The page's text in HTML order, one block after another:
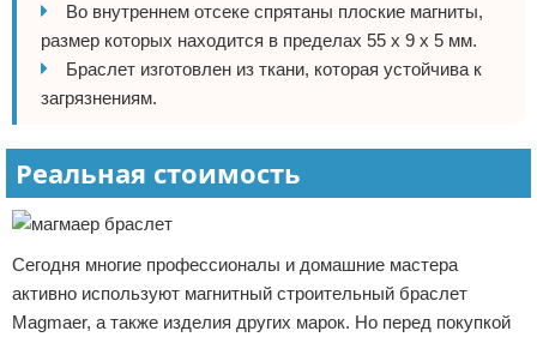
Во внутреннем отсеке спрятаны плоские магниты,
размер которых находится в пределах 55 х 9 х 5 мм.
Браслет изготовлен из ткани, которая устойчива к
загрязнениям.
Реальная стоимость
Сегодня многие профессионалы и домашние мастера
активно используют магнитный строительный браслет
Magmaer, а также изделия других марок. Но перед покупкой